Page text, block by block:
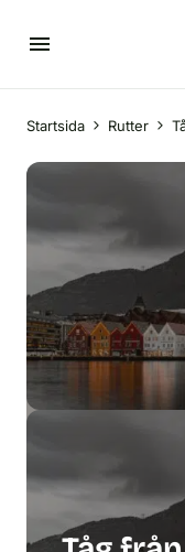
Startsida Rutter